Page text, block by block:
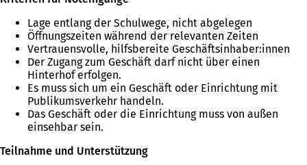
Lage entlang der Schulwege, nicht abgelegen
Öffnungszeiten während der relevanten Zeiten
Vertrauensvolle, hilfsbereite Geschäftsinhaber:innen
Der Zugang zum Geschäft darf nicht über einen
Hinterhof erfolgen.
Es muss sich um ein Geschäft oder Einrichtung mit
Publikumsverkehr handeln.
Das Geschäft oder die Einrichtung muss von außen
einsehbar sein.
Teilnahme und Unterstützung